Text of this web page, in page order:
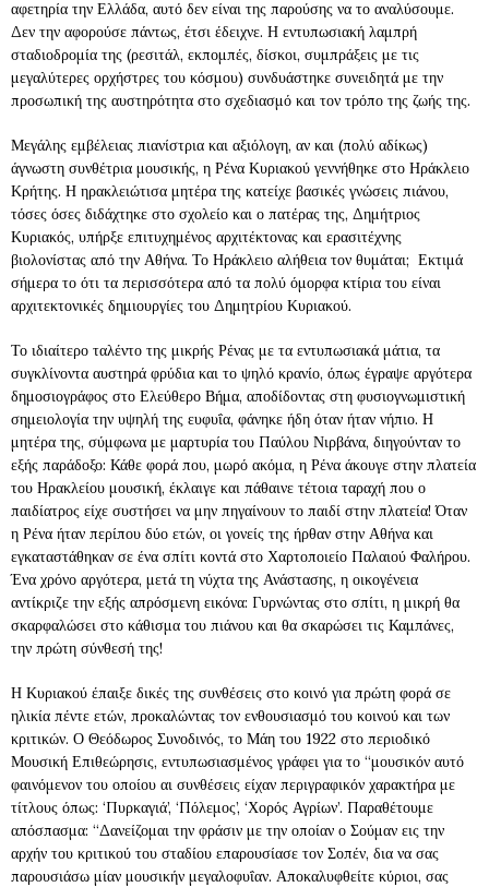
αφετηρία την Ελλάδα, αυτό δεν είναι της παρούσης να το αναλύσουμε.
Δεν την αφορούσε πάντως, έτσι έδειχνε. Η εντυπωσιακή λαμπρή
σταδιοδρομία της (ρεσιτάλ, εκπομπές, δίσκοι, συμπράξεις με τις
μεγαλύτερες ορχήστρες του κόσμου) συνδυάστηκε συνειδητά με την
προσωπική της αυστηρότητα στο σχεδιασμό και τον τρόπο της ζωής της.
Μεγάλης εμβέλειας πιανίστρια και αξιόλογη, αν και (πολύ αδίκως)
άγνωστη συνθέτρια μουσικής, η Ρένα Κυριακού γεννήθηκε στο Ηράκλειο
Κρήτης. Η ηρακλειώτισα μητέρα της κατείχε βασικές γνώσεις πιάνου,
τόσες όσες διδάχτηκε στο σχολείο και ο πατέρας της, Δημήτριος
Κυριακός, υπήρξε επιτυχημένος αρχιτέκτονας και ερασιτέχνης
βιολονίστας από την Αθήνα. Το Ηράκλειο αλήθεια τον θυμάται; Εκτιμά
σήμερα το ότι τα περισσότερα από τα πολύ όμορφα κτίρια του είναι
αρχιτεκτονικές δημιουργίες του Δημητρίου Κυριακού.
Το ιδιαίτερο ταλέντο της μικρής Ρένας με τα εντυπωσιακά μάτια, τα
συγκλίνοντα αυστηρά φρύδια και το ψηλό κρανίο, όπως έγραψε αργότερα
δημοσιογράφος στο Ελεύθερο Βήμα, αποδίδοντας στη φυσιογνωμιστική
σημειολογία την υψηλή της ευφυΐα, φάνηκε ήδη όταν ήταν νήπιο. Η
μητέρα της, σύμφωνα με μαρτυρία του Παύλου Νιρβάνα, διηγούνταν το
εξής παράδοξο: Κάθε φορά που, μωρό ακόμα, η Ρένα άκουγε στην πλατεία
του Ηρακλείου μουσική, έκλαιγε και πάθαινε τέτοια ταραχή που ο
παιδίατρος είχε συστήσει να μην πηγαίνουν το παιδί στην πλατεία! Όταν
η Ρένα ήταν περίπου δύο ετών, οι γονείς της ήρθαν στην Αθήνα και
εγκαταστάθηκαν σε ένα σπίτι κοντά στο Χαρτοποιείο Παλαιού Φαλήρου.
Ένα χρόνο αργότερα, μετά τη νύχτα της Ανάστασης, η οικογένεια
αντίκριζε την εξής απρόσμενη εικόνα: Γυρνώντας στο σπίτι, η μικρή θα
σκαρφαλώσει στο κάθισμα του πιάνου και θα σκαρώσει τις Καμπάνες,
την πρώτη σύνθεσή της!
Η Κυριακού έπαιξε δικές της συνθέσεις στο κοινό για πρώτη φορά σε
ηλικία πέντε ετών, προκαλώντας τον ενθουσιασμό του κοινού και των
κριτικών. Ο Θεόδωρος Συνοδινός, το Μάη του 1922 στο περιοδικό
Μουσική Επιθεώρησις, εντυπωσιασμένος γράφει για το “μουσικόν αυτό
φαινόμενον του οποίου αι συνθέσεις είχαν περιγραφικόν χαρακτήρα με
τίτλους όπως: ‘Πυρκαγιά’, ‘Πόλεμος’, ‘Χορός Αγρίων’. Παραθέτουμε
απόσπασμα: “Δανείζομαι την φράσιν με την οποίαν ο Σούμαν εις την
αρχήν του κριτικού του σταδίου επαρουσίασε τον Σοπέν, δια να σας
παρουσιάσω μίαν μουσικήν μεγαλοφυΐαν. Αποκαλυφθείτε κύριοι, σας